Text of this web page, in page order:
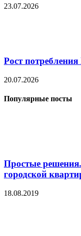
23.07.2026
Рост
20.07.2026
Популярные посты
Простые
городской
18.08.2019